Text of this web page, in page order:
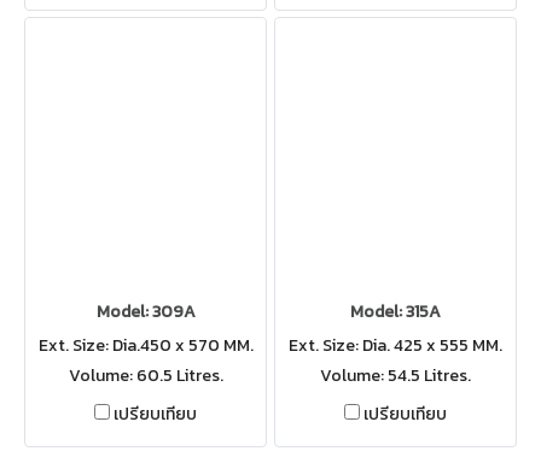
Model: 309A
Ext. Size: Dia.450 x 570 MM.
Volume: 60.5 Litres.
เปรียบเทียบ
Model: 315A
Ext. Size: Dia. 425 x 555 MM.
Volume: 54.5 Litres.
เปรียบเทียบ